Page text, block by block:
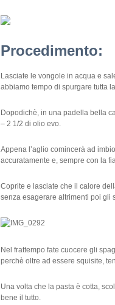
Procedimento:
Lasciate le vongole in acqua e
abbiamo tempo di spurgare tutta
Dopodichè, in una padella bella
– 2 1/2 di olio evo.
Appena l’aglio comincerà ad
accuratamente e, sempre con la
Coprite e lasciate che il calore
senza esagerare altrimenti poi gli
Nel frattempo fate cuocere gli
perchè oltre ad essere squisite,
Una volta che la pasta è cotta,
bene il tutto.